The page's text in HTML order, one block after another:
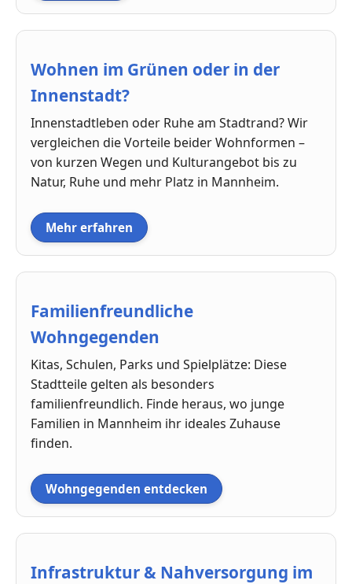
Wohnen im Grünen oder in der
Innenstadt?
Innenstadtleben oder Ruhe am Stadtrand? Wir
vergleichen die Vorteile beider Wohnformen –
von kurzen Wegen und Kulturangebot bis zu
Natur, Ruhe und mehr Platz in Mannheim.
Mehr erfahren
Familienfreundliche
Wohngegenden
Kitas, Schulen, Parks und Spielplätze: Diese
Stadtteile gelten als besonders
familienfreundlich. Finde heraus, wo junge
Familien in Mannheim ihr ideales Zuhause
finden.
Wohngegenden entdecken
Infrastruktur & Nahversorgung im